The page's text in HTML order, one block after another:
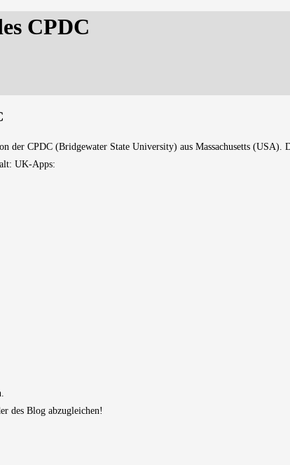
CPDC
der CPDC (Bridgewater State University) aus Massachusetts
UK-Apps:
des Blog abzugleichen!